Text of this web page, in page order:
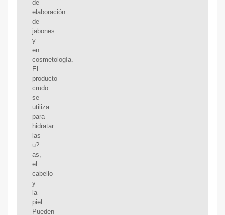
de
elaboración
de
jabones
y
en
cosmetología.
El
producto
crudo
se
utiliza
para
hidratar
las
u?
as,
el
cabello
y
la
piel.
Pueden